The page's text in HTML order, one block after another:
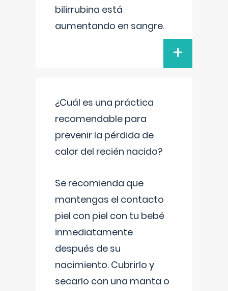
bilirrubina está
aumentando en sangre.
+
¿Cuál es una práctica
recomendable para
prevenir la pérdida de
calor del recién nacido?
Se recomienda que
mantengas el contacto
piel con piel con tu bebé
inmediatamente
después de su
nacimiento. Cubrirlo y
secarlo con una manta o